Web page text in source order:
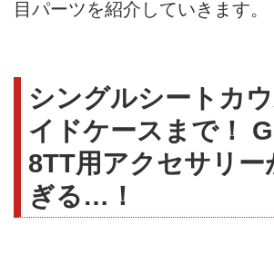
目パーツを紹介していきます。
シングルシートカ
イドケースまで！
8TT用アクセサリー
ぎる…！